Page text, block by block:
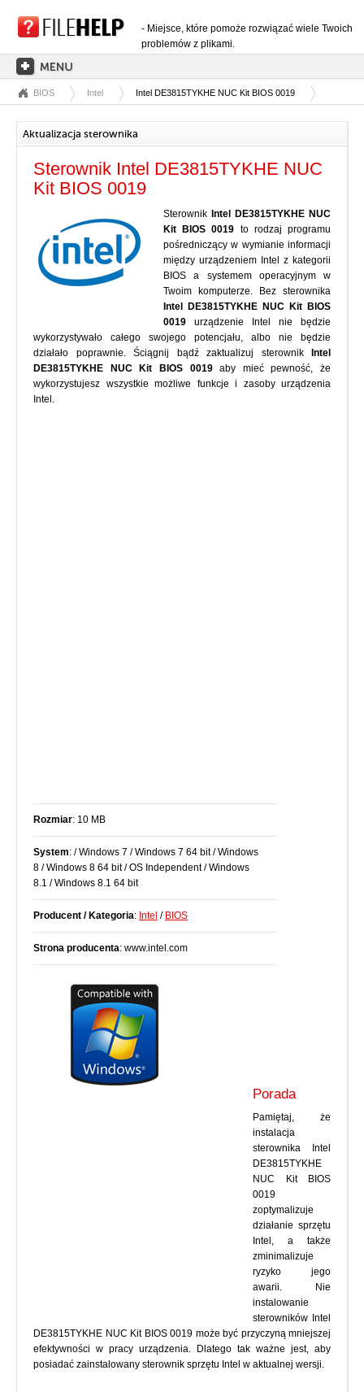
- Miejsce, które pomoże rozwiązać wiele Twoich
problemów z plikami.
STRONA GŁÓWNA
KATEGORIE ROZSZERZEŃ
PLIKI DLL
PROGRAMY
BIOS Intel Intel DE3815TYKHE NUC Kit BIOS 0019
Aktualizacja sterownika
Sterownik Intel DE3815TYKHE NUC
Kit BIOS 0019
Sterownik Intel DE3815TYKHE NUC
Kit BIOS 0019 to rodzaj programu
pośredniczący w wymianie informacji
między urządzeniem Intel z kategorii
BIOS a systemem operacyjnym w
Twoim komputerze. Bez sterownika
Intel DE3815TYKHE NUC Kit BIOS
0019 urządzenie Intel nie będzie
wykorzystywało całego swojego potencjału, albo nie będzie
działało poprawnie. Ściągnij bądź zaktualizuj sterownik
Intel
DE3815TYKHE NUC Kit BIOS 0019aby mieć pewność, że
wykorzystujesz wszystkie możliwe funkcje i zasoby urządzenia
Intel.
Rozmiar: 10 MB
System: / Windows 7 / Windows 7 64 bit / Windows
8 / Windows 8 64 bit / OS Independent / Windows
8.1 / Windows 8.1 64 bit
Producent / Kategoria: Intel / BIOS
Strona producenta: www.intel.com
Porada
Pamiętaj, że
instalacja
sterownika Intel
DE3815TYKHE
NUC Kit BIOS
0019
zoptymalizuje
działanie sprzętu
Intel, a także
zminimalizuje
ryzyko jego
awarii. Nie
instalowanie
sterowników Intel
DE3815TYKHE NUC Kit BIOS 0019 może być przyczyną mniejszej
efektywności w pracy urządzenia. Dlatego tak ważne jest, aby
posiadać zainstalowany sterownik sprzętu Intel w aktualnej wersji.